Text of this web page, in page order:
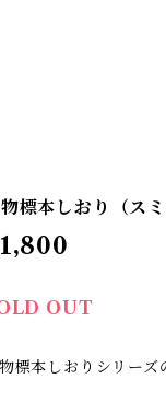
標本しおり（スミ
OUT
標本しおりシリーズ